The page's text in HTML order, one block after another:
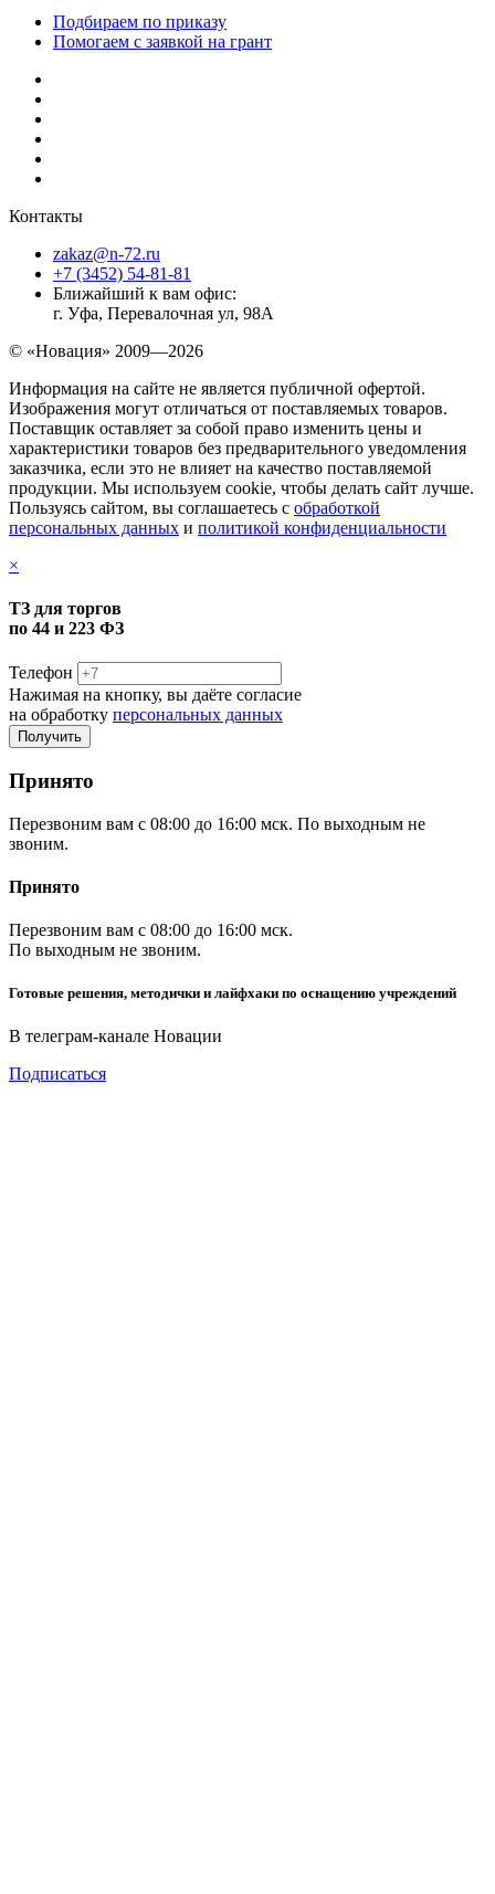
Подбираем по приказу
Помогаем с заявкой на грант
Контакты
zakaz@n-72.ru
+7 (3452) 54-81-81
Ближайший к вам офис:
г. Уфа, Перевалочная ул, 98А
© «Новация» 2009—2026
Информация на сайте не является публичной офертой.
Изображения могут отличаться от поставляемых товаров.
Поставщик оставляет за собой право изменить цены и
характеристики товаров без предварительного уведомления
заказчика, если это не влияет на качество поставляемой
продукции. Мы используем cookie, чтобы делать сайт лучше.
Пользуясь сайтом, вы соглашаетесь с обработкой
персональных данных и политикой конфиденциальности
×
ТЗ для торгов
по 44 и 223 ФЗ
Телефон
Нажимая на кнопку, вы даёте согласие
на обработку персональных данных
Принято
Перезвоним вам с 08:00 до 16:00 мск. По выходным не
звоним.
Принято
Перезвоним вам с 08:00 до 16:00 мск.
По выходным не звоним.
Готовые решения, методички и лайфхаки по оснащению учреждений
В телеграм-канале Новации
Подписаться